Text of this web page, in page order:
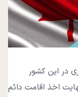
در این کشور
اخذ اقامت دائم